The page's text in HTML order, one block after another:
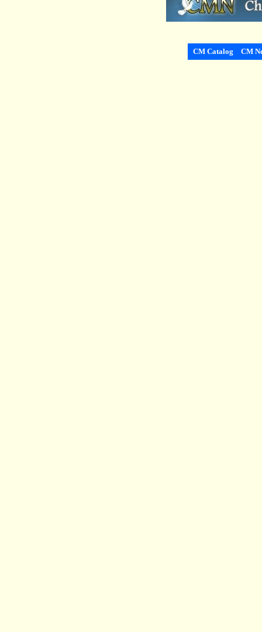
CM Catalog CM